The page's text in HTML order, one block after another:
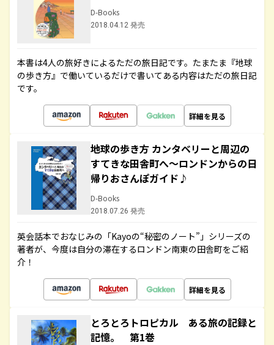
D-Books
2018.04.12 発売
本書は4人の旅好きによるただの旅日記です。たまたま『地球
の歩き方』で働いているだけで書いてある内容はただの旅日記
です。
詳細を見る
地球の歩き方 カンタベリーと周辺の
すてきな田舎町へ～ロンドンからの日
帰りおさんぽガイド♪
D-Books
2018.07.26 発売
英会話本でおなじみの「Kayoの“秘密のノート”」シリーズの
著者が、今度は自分の滞在するロンドン南東の田舎町をご紹
介！
詳細を見る
とろとろトロピカル ある旅の記録と
記憶。 第1巻